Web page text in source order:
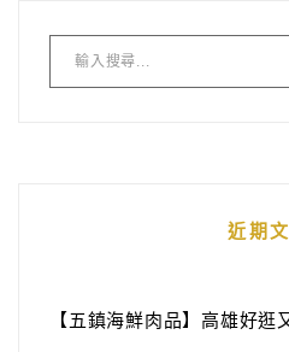
近期
【五鎮海鮮肉品】高雄好逛